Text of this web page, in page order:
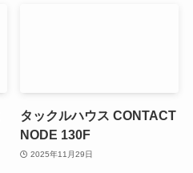
タックルハウス CONTACT
NODE 130F
2025年11月29日